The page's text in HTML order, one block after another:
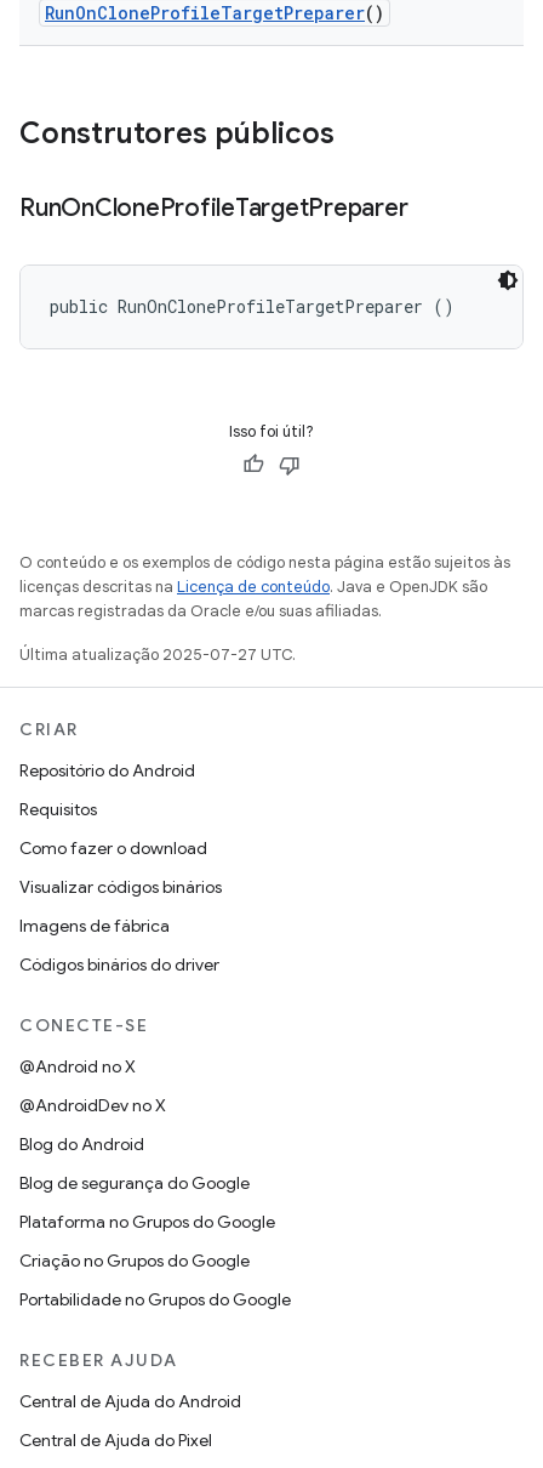
RunOnCloneProfileTargetPreparer()
Construtores públicos
RunOnCloneProfileTargetPreparer
public RunOnCloneProfileTargetPreparer ()
Isso foi útil?
O conteúdo e os exemplos de código nesta página estão sujeitos às
licenças descritas na Licença de conteúdo. Java e OpenJDK são
marcas registradas da Oracle e/ou suas afiliadas.
Última atualização 2025-07-27 UTC.
CRIAR
Repositório do Android
Requisitos
Como fazer o download
Visualizar códigos binários
Imagens de fábrica
Códigos binários do driver
CONECTE-SE
@Android no X
@AndroidDev no X
Blog do Android
Blog de segurança do Google
Plataforma no Grupos do Google
Criação no Grupos do Google
Portabilidade no Grupos do Google
RECEBER AJUDA
Central de Ajuda do Android
Central de Ajuda do Pixel